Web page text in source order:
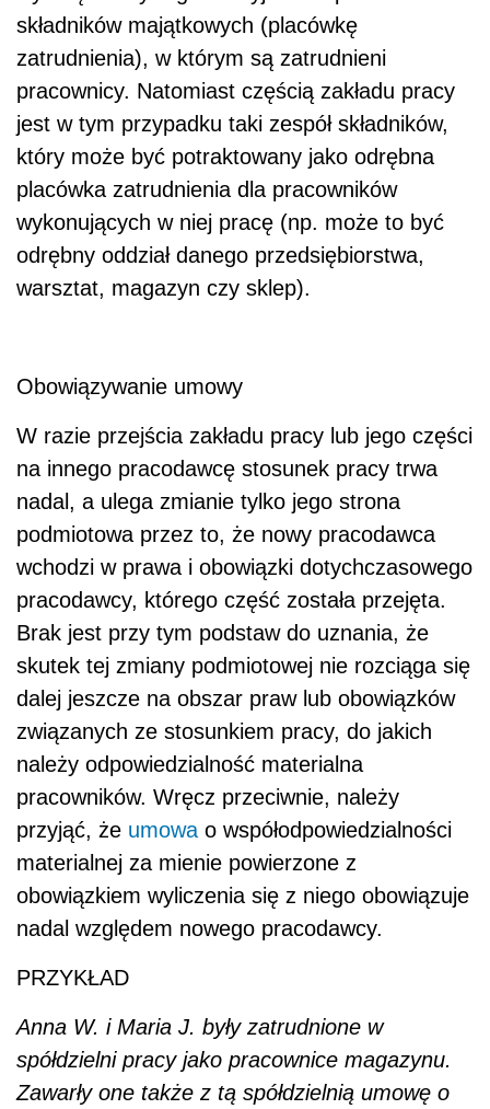
składników majątkowych (placówkę
zatrudnienia), w którym są zatrudnieni
pracownicy. Natomiast częścią zakładu pracy
jest w tym przypadku taki zespół składników,
który może być potraktowany jako odrębna
placówka zatrudnienia dla pracowników
wykonujących w niej pracę (np. może to być
odrębny oddział danego przedsiębiorstwa,
warsztat, magazyn czy sklep).
Obowiązywanie umowy
W razie przejścia zakładu pracy lub jego części
na innego pracodawcę stosunek pracy trwa
nadal, a ulega zmianie tylko jego strona
podmiotowa przez to, że nowy pracodawca
wchodzi w prawa i obowiązki dotychczasowego
pracodawcy, którego część została przejęta.
Brak jest przy tym podstaw do uznania, że
skutek tej zmiany podmiotowej nie rozciąga się
dalej jeszcze na obszar praw lub obowiązków
związanych ze stosunkiem pracy, do jakich
należy odpowiedzialność materialna
pracowników. Wręcz przeciwnie, należy
przyjąć, że umowa o współodpowiedzialności
materialnej za mienie powierzone z
obowiązkiem wyliczenia się z niego obowiązuje
nadal względem nowego pracodawcy.
PRZYKŁAD
Anna W. i Maria J. były zatrudnione w
spółdzielni pracy jako pracownice magazynu.
Zawarły one także z tą spółdzielnią umowę o